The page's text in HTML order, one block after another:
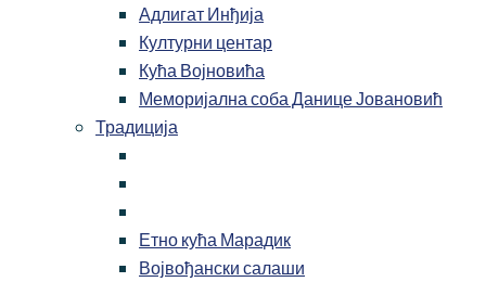
Адлигат Инђија
Културни центар
Кућа Војновића
Меморијална соба Данице Јовановић
Традиција
Етно кућа Марадик
Војвођански салаши